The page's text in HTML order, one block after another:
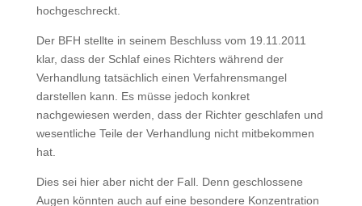
hochgeschreckt.
Der BFH stellte in seinem Beschluss vom 19.11.2011
klar, dass der Schlaf eines Richters während der
Verhandlung tatsächlich einen Verfahrensmangel
darstellen kann. Es müsse jedoch konkret
nachgewiesen werden, dass der Richter geschlafen und
wesentliche Teile der Verhandlung nicht mitbekommen
hat.
Dies sei hier aber nicht der Fall. Denn geschlossene
Augen könnten auch auf eine besondere Konzentration